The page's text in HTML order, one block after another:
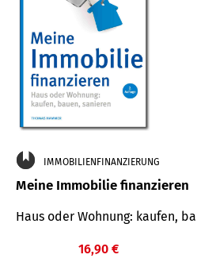
IMMOBILIENFINANZIERUNG
Meine Immobilie finanzieren
Haus oder Wohnung: kaufen,
16,90 €